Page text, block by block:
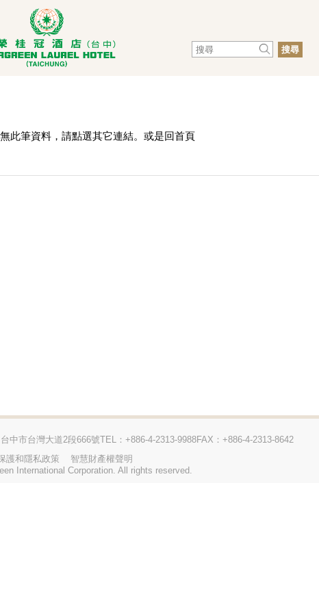
搜尋
此筆資料，請點選其它連結。或是回首頁
台中市台灣大道2段666號TEL：+886-4-2313-9988FAX：+886-4-2313-8642
護和隱私政策
智慧財產權聲明
International Corporation. All rights reserved.